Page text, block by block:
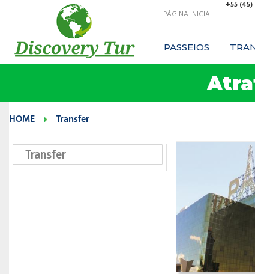
PÁGINA INICIAL
+55
PASSEIOS
HOME Transfer
Transfer